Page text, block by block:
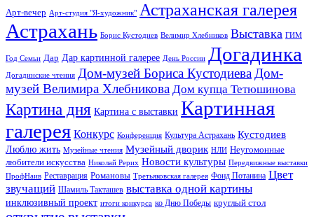
Арт-вечер Арт-студия "Я-художник" Астраханская галерея
Астрахань Борис Кустодиев Велимир Хлебников Выставка ГИМ
Год Семьи Дар Дар картинной галерее День России Догадинка
Догадинские чтения Дом-музей Бориса КустодиеваДом-
музей Велимира Хлебникова Дом купца Тетюшинова
Картина дня Картина с выставки Картинная
галерея Конкурс Конференция Культура Астрахань Кустодиев
Люблю жить Музейные чтения Музейный дворик НЛИ Неугомонные
любители искусства Николай Рерих Новости культуры Передвижные выставки
ПрофНаив Реставрация Романовы Третьяковская галерея Фонд Потанина Цвет
звучащий Шамиль Такташев выставка одной картины
инклюзивный проект итоги конкурса ко Дню Победы круглый стол